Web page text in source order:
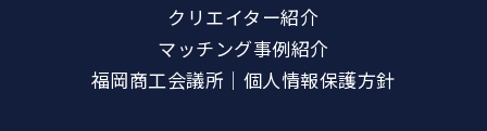
クリエイター紹介
マッチング事例紹介
福岡商工会議所｜個人情報保護方針